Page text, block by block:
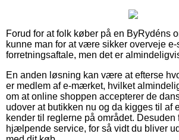
Forud for at folk køber på en ByRydéns
kunne man for at være sikker overveje
forretningsaftale, men det er
En anden løsning kan være at efterse
er medlem af e-mærket, hvilket
om at online shoppen accepterer de
udover at butikken nu og da kigges til af
kender til reglerne på området. Desuden
hjælpende service, for så vidt du bliver